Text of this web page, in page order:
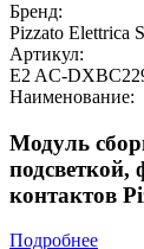
Бренд:
Pizzato Elettrica
Артикул:
E2 AC-
Наименование:
Модуль
контактов
Подробнее